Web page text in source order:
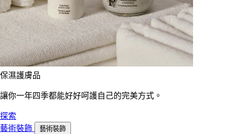
保濕護膚品
讓你一年四季都能好好呵護自己的完美方式。
探索
藝術裝飾
藝術裝飾